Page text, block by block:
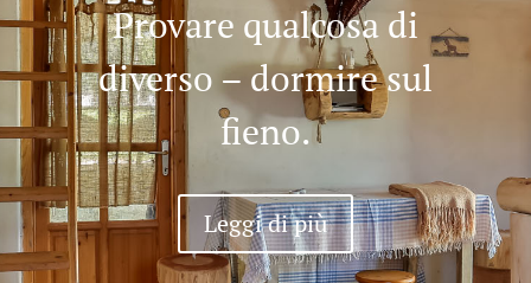
Provare qualcosa di
diverso – dormire sul
fieno.
Leggi di più